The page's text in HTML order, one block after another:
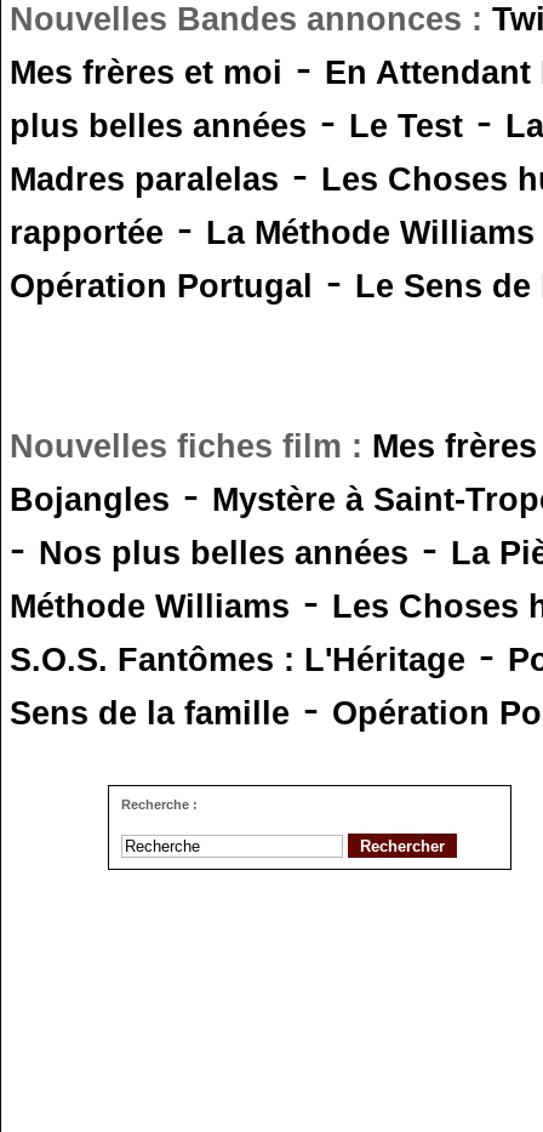
Nouvelles Bandes annonces :
Mes frères et moi - En
plus belles années - Le Test -
Madres paralelas - Les Choses
rapportée - La Méthode Williams
Opération Portugal - Le Sens
Nouvelles fiches film : Mes
Bojangles - Mystère à Saint-
- Nos plus belles années - La
Méthode Williams - Les Choses
S.O.S. Fantômes : L'Héritage -
Sens de la famille - Opération
Recherche :